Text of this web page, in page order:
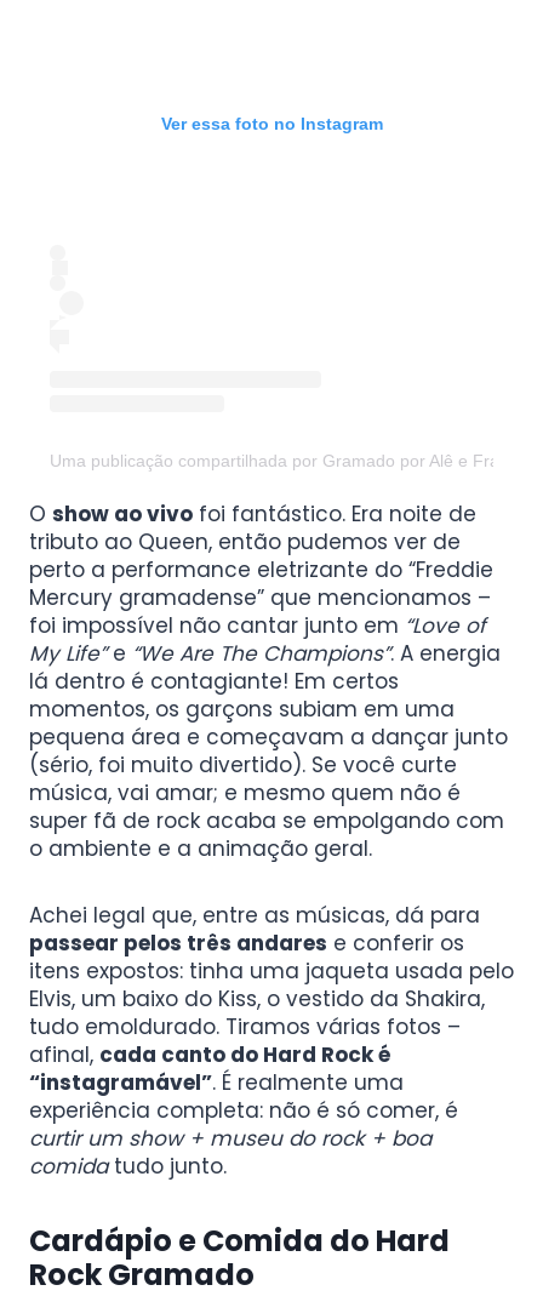
Ver essa foto no Instagram
Uma publicação compartilhada por Gramado por Alê e
O show ao vivo foi fantástico. Era noite de
tributo ao Queen, então pudemos ver de
perto a performance eletrizante do “Freddie
Mercury gramadense” que mencionamos –
foi impossível não cantar junto em “Love of
My Life”e “We Are The Champions”. A energia
lá dentro é contagiante! Em certos
momentos, os garçons subiam em uma
pequena área e começavam a dançar junto
(sério, foi muito divertido). Se você curte
música, vai amar; e mesmo quem não é
super fã de rock acaba se empolgando com
o ambiente e a animação geral.
Achei legal que, entre as músicas, dá para
passear pelos três andares e conferir os
itens expostos: tinha uma jaqueta usada pelo
Elvis, um baixo do Kiss, o vestido da Shakira,
tudo emoldurado. Tiramos várias fotos –
afinal, cada canto do Hard Rock é
“instagramável”. É realmente uma
experiência completa: não é só comer, é
curtir um show + museu do rock + boa
comidatudo junto.
Cardápio e Comida do Hard
Rock Gramado